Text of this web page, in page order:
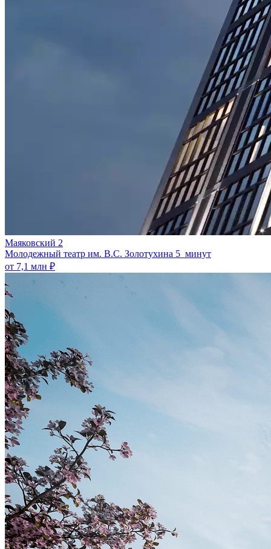
Маяковский 2
Молодежный театр им. В.С. Золотухина 5 минут
от 7,1 млн ₽